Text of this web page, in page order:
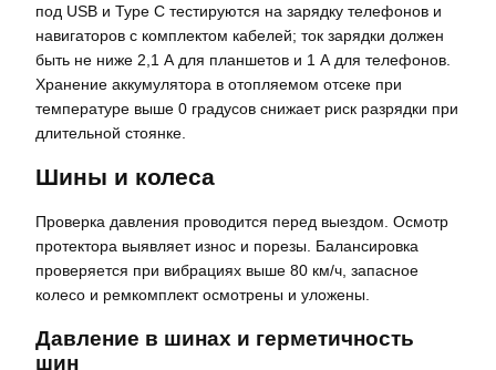
под USB и Type C тестируются на зарядку телефонов и
навигаторов с комплектом кабелей; ток зарядки должен
быть не ниже 2,1 А для планшетов и 1 А для телефонов.
Хранение аккумулятора в отопляемом отсеке при
температуре выше 0 градусов снижает риск разрядки при
длительной стоянке.
Шины и колеса
Проверка давления проводится перед выездом. Осмотр
протектора выявляет износ и порезы. Балансировка
проверяется при вибрациях выше 80 км/ч, запасное
колесо и ремкомплект осмотрены и уложены.
Давление в шинах и герметичность
шин